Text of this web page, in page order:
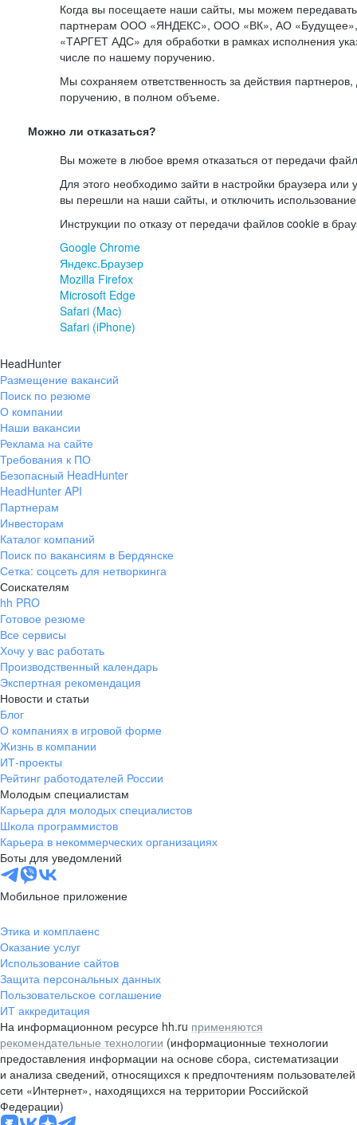
Когда вы посещаете наши сайты, мы можем
партнерам ООО «ЯНДЕКС», ООО «ВК», АО
«ТАРГЕТ АДС» для обработки в рамках исполнения
числе по нашему поручению.
Мы сохраняем ответственность за действия
поручению, в полном объеме.
Можно ли отказаться?
Вы можете в любое время отказаться от передачи
Для этого необходимо зайти в настройки браузера или
вы перешли на наши сайты, и отключить
Инструкции по отказу от передачи файлов cookie в
Google Chrome
Яндекс.Браузер
Mozilla Firefox
Microsoft Edge
Safari (Mac)
Safari (iPhone)
HeadHunter
Размещение вакансий
Поиск по резюме
О компании
Наши вакансии
Реклама на сайте
Требования к ПО
Безопасный HeadHunter
HeadHunter API
Партнерам
Инвесторам
Каталог компаний
Поиск по вакансиям в Бердянске
Сетка: соцсеть для нетворкинга
Соискателям
hh PRO
Готовое резюме
Все сервисы
Хочу у вас работать
Производственный календарь
Экспертная рекомендация
Новости и статьи
Блог
О компаниях в игровой форме
Жизнь в компании
ИТ-проекты
Рейтинг работодателей России
Молодым специалистам
Карьера для молодых специалистов
Школа программистов
Карьера в некоммерческих организациях
Боты для уведомлений
Мобильное приложение
Этика и комплаенс
Оказание услуг
Использование сайтов
Защита персональных данных
Пользовательское соглашение
ИТ аккредитация
На информационном ресурсе hh.ru применяются
рекомендательные технологии (информационные технологии
предоставления информации на основе сбора, систематизации
и анализа сведений, относящихся к предпочтениям пользователей
сети «Интернет», находящихся на территории Российской
Федерации)